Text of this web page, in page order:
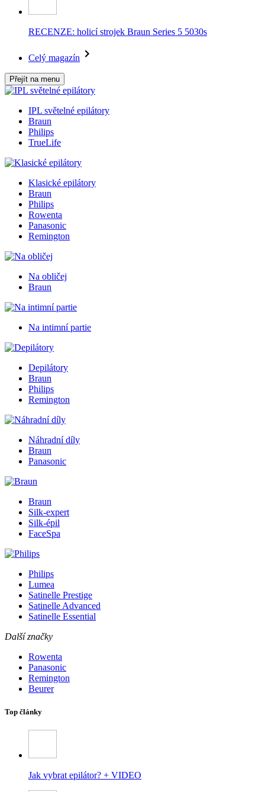
RECENZE: holicí strojek Braun Series 5 5030s
Celý magazín
Přejít na menu
IPL světelné epilátory
Braun
Philips
TrueLife
Klasické epilátory
Braun
Philips
Rowenta
Panasonic
Remington
Na obličej
Braun
Na intimní partie
Depilátory
Braun
Philips
Remington
Náhradní díly
Braun
Panasonic
Braun
Silk-expert
Silk-épil
FaceSpa
Philips
Lumea
Satinelle Prestige
Satinelle Advanced
Satinelle Essential
Další značky
Rowenta
Panasonic
Remington
Beurer
Top články
Jak vybrat epilátor? + VIDEO